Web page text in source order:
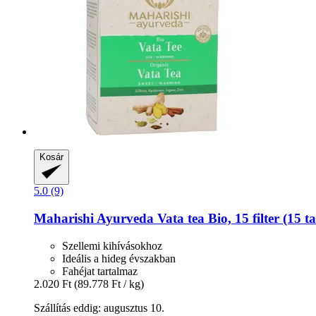
Kosár
5.0 (9)
Maharishi Ayurveda Vata tea Bio, 15 filter (15
Szellemi kihívásokhoz
Ideális a hideg évszakban
Fahéjat tartalmaz
2.020 Ft (89.778 Ft / kg)
Szállítás eddig: augusztus 10.